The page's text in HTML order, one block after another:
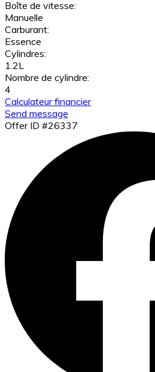
Boîte de vitesse:
Manuelle
Carburant:
Essence
Cylindres:
1.2L
Nombre de cylindre:
4
Calculateur financier
Send message
Offer ID #26337